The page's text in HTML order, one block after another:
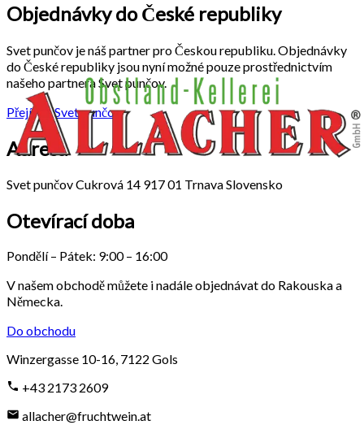
Objednávky do České republiky
Svet punčov je náš partner pro Českou republiku. Objednávky
do České republiky jsou nyní možné pouze prostřednictvím
našeho partnera Svet punčov.
Přejít na Svet punčov
Adresa
Svet punčov Cukrová 14 917 01 Trnava Slovensko
Otevírací doba
Pondělí – Pátek: 9:00 – 16:00
V našem obchodě můžete i nadále objednávat do Rakouska a
Německa.
Do obchodu
Winzergasse 10-16, 7122 Gols
+43 2173 2609
allacher@fruchtwein.at